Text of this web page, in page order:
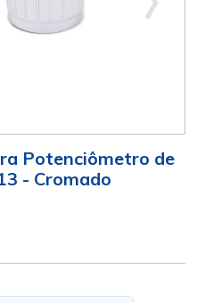
Potenciômetro de
- Cromado